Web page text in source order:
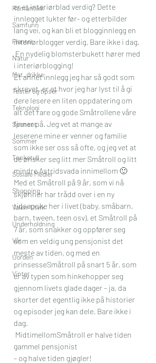
Romantikk
Samfunn
Planter
Natur
Mat_drikke
Tester og tipser
Teknologi
Sponset
Sommer
Tanketull
Sosiale Medier
Shopping
Valen-Utvik
Underholdning
Vår
Uorden
Vinter
er et interiørblad verdig? Dette
innlegget lukter før- og etterbilder
lang vei, og kan bli et blogginnlegg en
interiørblogger verdig. Bare ikke i dag.
i interiørblogging!
Et annet innlegg jeg har så godt som
skrevet, er et hvor jeg har lyst til å gi
dere lesere en liten oppdatering om
alt det rare og gode Småtrollene våre
finner på. Jeg vet at mange av
leserene mine er venner og familie
som ikke ser oss så ofte, og jeg vet at
de ønsker seg litt mer Småtroll og litt
mindre Astridsvada innimellom 🙂
Med et Småtroll på 9 år, som vi nå
skjønner har trådd over i en ny
tidsepoke her i livet (baby, småbarn,
barn, tween, teen osv), et Småtroll på
7 år, som snakker og oppfører seg
som en veldig ung pensjonist det
meste av tiden, og med en
prinsesseSmåtroll på snart 5 år, som
er av typen som hinkehopper seg
gjennom livets glade dager – ja, da
skorter det egentlig ikke på historier
og episoder jeg kan dele. Bare ikke i
dag.
gammel pensjonist
– og halve tiden gjøgler!